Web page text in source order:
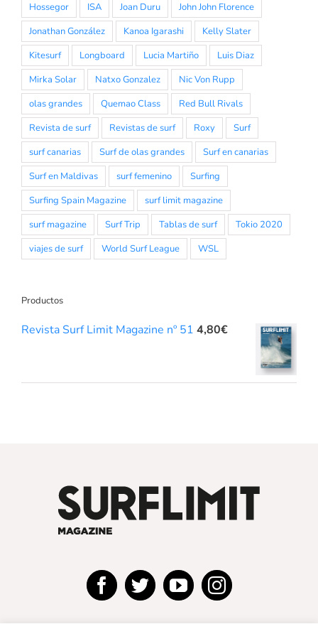
Hossegor
ISA Joan Duru
John John Florence
Jonathan González
Kanoa Igarashi
Kelly Slater
Kitesurf
Longboard Lucia Martiño
Luis Diaz
Mirka Solar
Natxo Gonzalez
Nic Von Rupp
olas grandes
Quemao Class
Red Bull Rivals
Revista de surf
Revistas de surf Roxy
Surf
surf canarias
Surf de olas grandes
Surf en canarias
Surf en Maldivas
surf femenino
Surfing
Surfing Spain Magazine
surf limit magazine
surf magazine
Surf Trip Tablas de surf
Tokio 2020
viajes de surf
World Surf League WSL
Productos
Revista Surf Limit Magazine nº 51 4,80€